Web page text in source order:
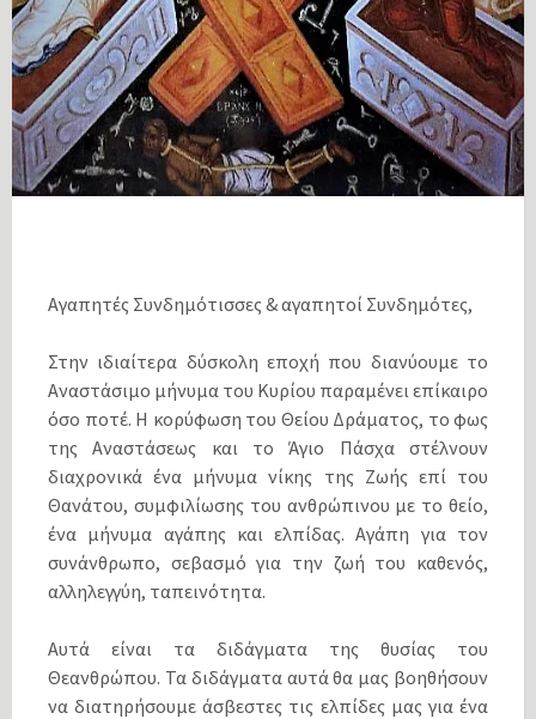
Αγαπητές Συνδημότισσες & αγαπητοί Συνδημότες,
Στην ιδιαίτερα δύσκολη εποχή που διανύουμε το
Αναστάσιμο μήνυμα του Κυρίου παραμένει επίκαιρο
όσο ποτέ. Η κορύφωση του Θείου Δράματος, το φως
της Αναστάσεως και το Άγιο Πάσχα στέλνουν
διαχρονικά ένα μήνυμα νίκης της Ζωής επί του
Θανάτου, συμφιλίωσης του ανθρώπινου με το θείο,
ένα μήνυμα αγάπης και ελπίδας. Αγάπη για τον
συνάνθρωπο, σεβασμό για την ζωή του καθενός,
αλληλεγγύη, ταπεινότητα.
Αυτά είναι τα διδάγματα της θυσίας του
Θεανθρώπου. Τα διδάγματα αυτά θα μας βοηθήσουν
να διατηρήσουμε άσβεστες τις ελπίδες μας για ένα